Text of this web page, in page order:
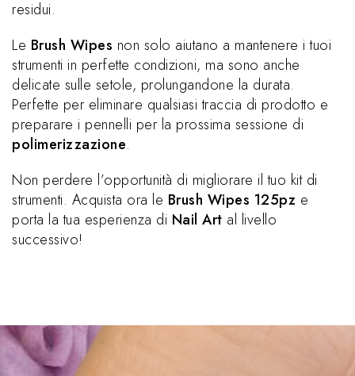
residui.
Le Brush Wipes non solo aiutano a mantenere i tuoi
strumenti in perfette condizioni, ma sono anche
delicate sulle setole, prolungandone la durata.
Perfette per eliminare qualsiasi traccia di prodotto e
preparare i pennelli per la prossima sessione di
polimerizzazione.
Non perdere l’opportunità di migliorare il tuo kit di
strumenti. Acquista ora le Brush Wipes 125pz e
porta la tua esperienza di Nail Art al livello
successivo!